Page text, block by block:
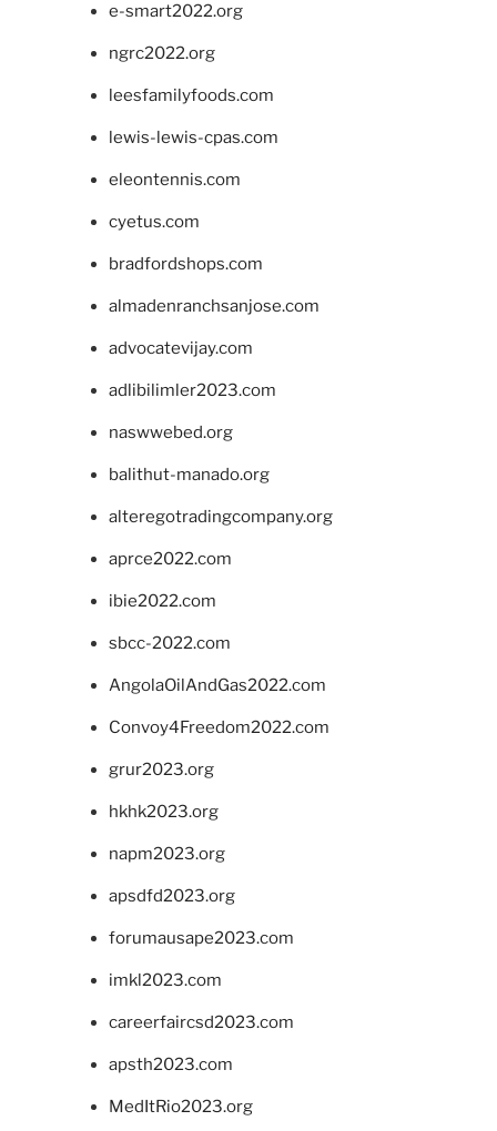
e-smart2022.org
ngrc2022.org
leesfamilyfoods.com
lewis-lewis-cpas.com
eleontennis.com
cyetus.com
bradfordshops.com
almadenranchsanjose.com
advocatevijay.com
adlibilimler2023.com
naswwebed.org
balithut-manado.org
alteregotradingcompany.org
aprce2022.com
ibie2022.com
sbcc-2022.com
AngolaOilAndGas2022.com
Convoy4Freedom2022.com
grur2023.org
hkhk2023.org
napm2023.org
apsdfd2023.org
forumausape2023.com
imkl2023.com
careerfaircsd2023.com
apsth2023.com
MedItRio2023.org